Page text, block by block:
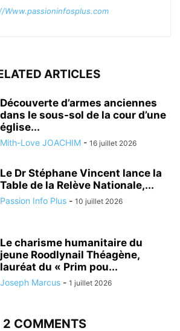
Www.passioninfosplus.com
ARTICLES
Découverte d’armes anciennes
dans le sous-sol de la cour d’une
église...
Mith-Love JOACHIM - 16 juillet 2026
Le Dr Stéphane Vincent lance la
Table de la Relève Nationale,...
Passion Info Plus - 10 juillet 2026
Le charisme humanitaire du
jeune Roodlynail Théagène,
lauréat du « Prim pou...
Joseph Marcus - 1 juillet 2026
2 COMMENTS